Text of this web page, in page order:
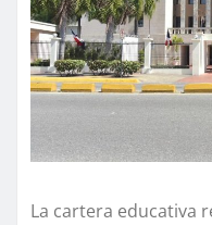
La cartera educativa